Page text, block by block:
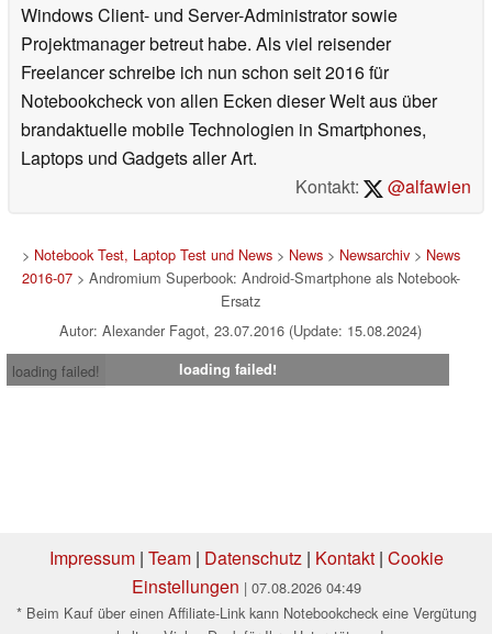
Windows Client- und Server-Administrator sowie
Projektmanager betreut habe. Als viel reisender
Freelancer schreibe ich nun schon seit 2016 für
Notebookcheck von allen Ecken dieser Welt aus über
brandaktuelle mobile Technologien in Smartphones,
Laptops und Gadgets aller Art.
Kontakt:
@alfawien
> Notebook Test, Laptop Test und News> News> Newsarchiv> News
2016-07> Andromium Superbook: Android-Smartphone als Notebook-
Ersatz
Autor: Alexander Fagot, 23.07.2016 (Update: 15.08.2024)
loading failed!
loading failed!
Impressum| Team| Datenschutz| Kontakt| Cookie
Einstellungen | 07.08.2026 04:49
* Beim Kauf über einen Affiliate-Link kann Notebookcheck eine Vergütung